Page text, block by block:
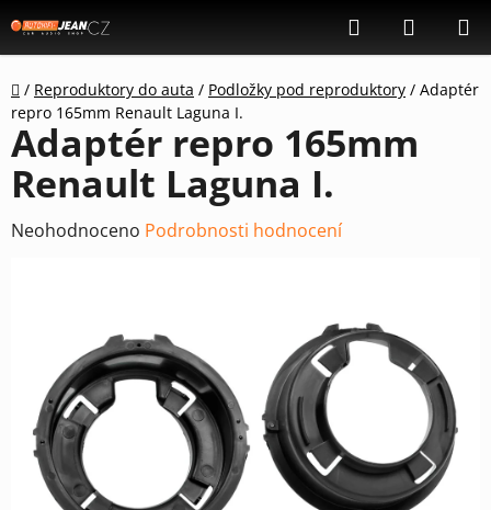
na
obsah
Hledat
KOŠÍK
Domů
/ Reproduktory do auta / Podložky pod reproduktory / Adaptér
repro 165mm Renault Laguna I.
Adaptér repro 165mm
Renault Laguna I.
Průměrné
hvězdiček.
Neohodnoceno Podrobnosti hodnocení